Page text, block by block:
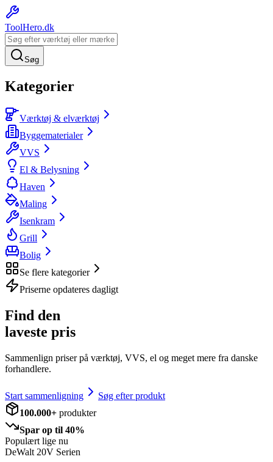
ToolHero.dk
Søg
Kategorier
Værktøj & elværktøj
Byggematerialer
VVS
El & Belysning
Haven
Maling
Isenkram
Grill
Bolig
Se flere kategorier
Priserne opdateres dagligt
Find den
laveste pris
Sammenlign priser på værktøj, VVS, el og meget mere fra danske
forhandlere.
Start sammenligning
Søg efter produkt
100.000+ produkter
Spar op til 40%
Populært lige nu
DeWalt 20V Serien